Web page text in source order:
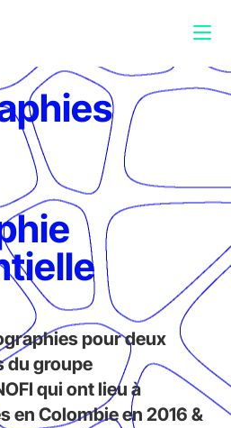
pour deux
du groupe
qui ont lieu à
en Colombie en 2016 &